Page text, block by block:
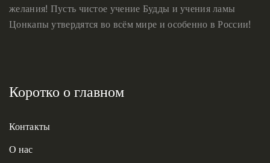
желания! Пусть чистое учение Будды и учения ламы
Цонкапы утвердятся во всём мире и особенно в России!
Коротко о главном
Контакты
О нас